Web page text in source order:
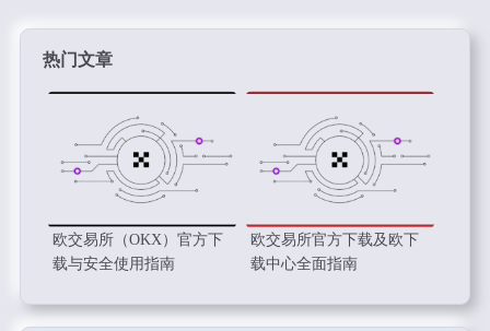
热门文章
欧交易所（OKX）官方下
载与安全使用指南
欧交易所官方下载及欧下
载中心全面指南